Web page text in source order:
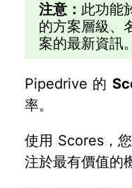
注意： 此功能
的方案層級、
案的最新資訊。
Pipedrive 的
率。
使用 Scores，
注於最有價值的